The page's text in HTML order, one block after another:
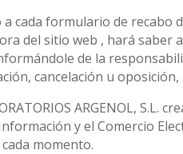
cada formulario de recabo
del sitio web , hará saber
de la
cancelación u
ARGENOL, S.L.
y el Comercio
momento.